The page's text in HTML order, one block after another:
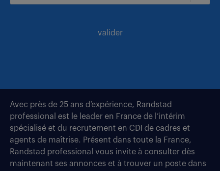
valider
Avec près de 25 ans d’expérience, Randstad
professional est le leader en France de l’intérim
spécialisé et du recrutement en CDI de cadres et
agents de maîtrise. Présent dans toute la France,
Randstad professional vous invite à consulter dès
maintenant ses annonces et à trouver un poste dans